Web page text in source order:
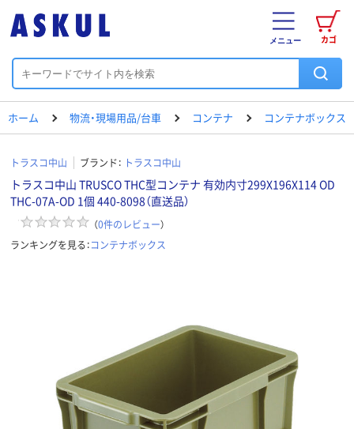
カゴ
メニュー
ホーム 物流・現場用品/台車 コンテナ コンテナボックス
トラスコ中山 ブランド： トラスコ中山
トラスコ中山 TRUSCO THC型コンテナ 有効内寸299X196X114 OD
THC-07A-OD 1個 440-8098（直送品）
（0件のレビュー）
ランキングを見る：コンテナボックス